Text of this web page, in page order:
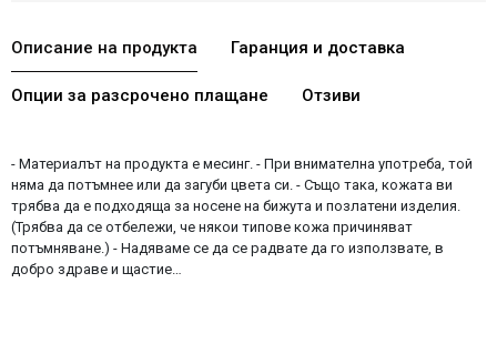
Описание на продукта Гаранция и доставка
Опции за разсрочено плащане Отзиви
- Материалът на продукта е месинг. - При внимателна употреба, той
няма да потъмнее или да загуби цвета си. - Също така, кожата ви
трябва да е подходяща за носене на бижута и позлатени изделия.
(Трябва да се отбележи, че някои типове кожа причиняват
потъмняване.) - Надяваме се да се радвате да го използвате, в
добро здраве и щастие…